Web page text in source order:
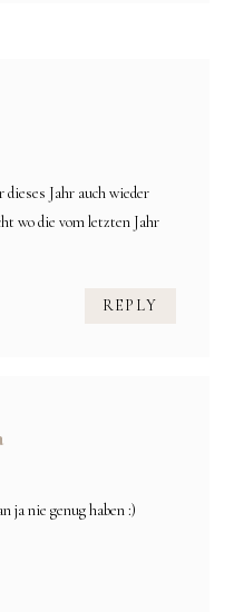
Jahr auch wieder
wo die vom letzten Jahr
REPLY
ja nie genug haben :)